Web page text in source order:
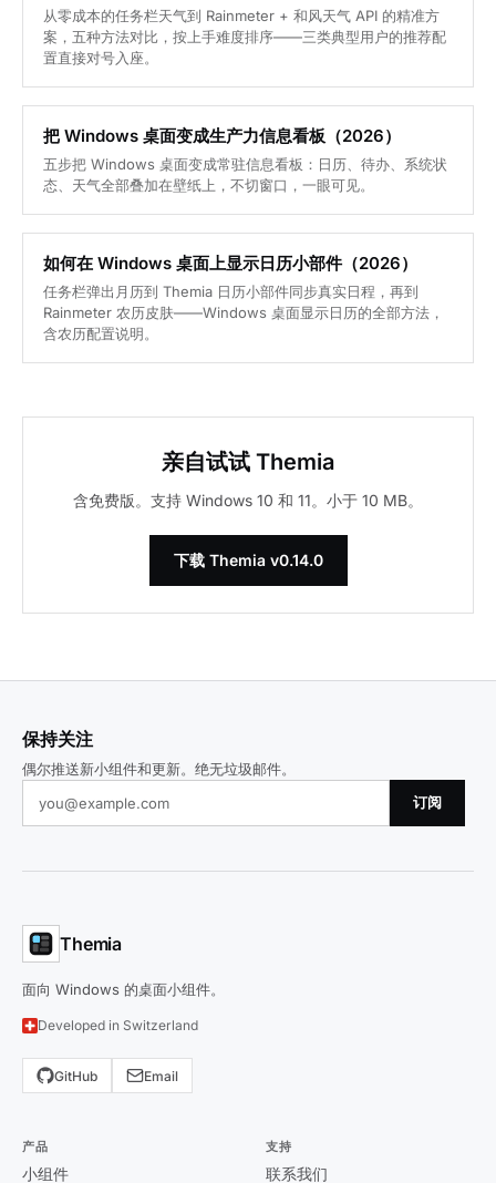
从零成本的任务栏天气到 Rainmeter + 和风天气 API 的精准方
案，五种方法对比，按上手难度排序——三类典型用户的推荐配
置直接对号入座。
把 Windows 桌面变成生产力信息看板（2026）
五步把 Windows 桌面变成常驻信息看板：日历、待办、系统状
态、天气全部叠加在壁纸上，不切窗口，一眼可见。
如何在 Windows 桌面上显示日历小部件（2026）
任务栏弹出月历到 Themia 日历小部件同步真实日程，再到
Rainmeter 农历皮肤——Windows 桌面显示日历的全部方法，
含农历配置说明。
亲自试试 Themia
含免费版。支持 Windows 10 和 11。小于 10 MB。
下载 Themia v0.14.0
保持关注
偶尔推送新小组件和更新。绝无垃圾邮件。
订阅
Themia
面向 Windows 的桌面小组件。
Developed in Switzerland
GitHub Email
产品
小组件
支持
联系我们